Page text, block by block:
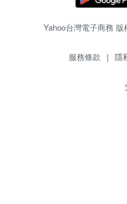
Yahoo台灣電子商務
服務條款 | 隱